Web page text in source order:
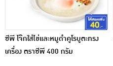
ซีพี โจ๊กใส่ไข่และหมูดำคูโรบูตะทรง
เครื่อง ตราซีพี 400 กรัม